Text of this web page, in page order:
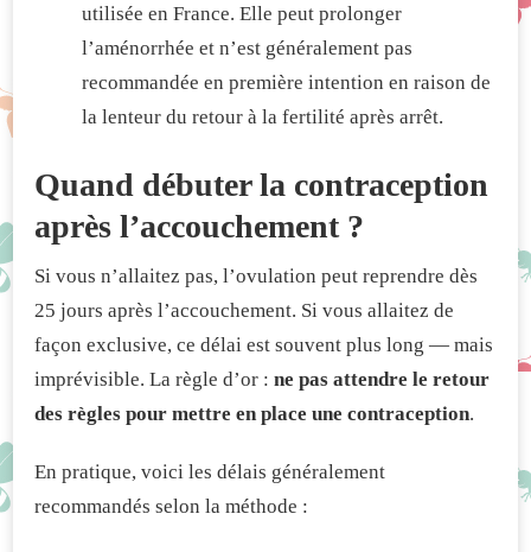
utilisée en France. Elle peut prolonger
l’aménorrhée et n’est généralement pas
recommandée en première intention en raison de
la lenteur du retour à la fertilité après arrêt.
Quand débuter la contraception
après l’accouchement ?
Si vous n’allaitez pas, l’ovulation peut reprendre dès
25 jours après l’accouchement. Si vous allaitez de
façon exclusive, ce délai est souvent plus long — mais
imprévisible. La règle d’or : ne pas attendre le retour
des règles pour mettre en place une contraception.
En pratique, voici les délais généralement
recommandés selon la méthode :